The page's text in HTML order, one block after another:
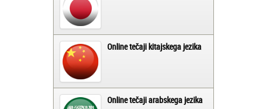
Online tečaji kitajskega jezika
Online tečaji arabskega jezika